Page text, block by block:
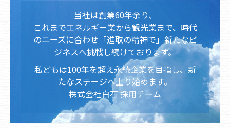
当社は創業60年余り、
これまでエネルギー業から観光業まで、時代
のニーズに合わせ「進取の精神で」新たなビ
ジネスへ挑戦し続けております。
私どもは100年を超え永続企業を目指し、新
たなステージへ上り始めます。
株式会社白石 採用チーム